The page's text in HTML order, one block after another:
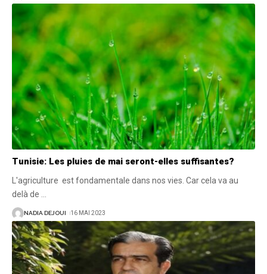
Tunisie: Les pluies de mai seront-elles suffisantes?
L'agriculture est fondamentale dans nos vies. Car cela va au
delà de
NADIA DEJOUI 16 MAI 2023